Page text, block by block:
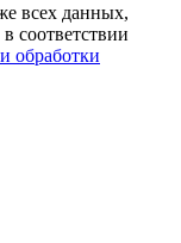
всех данных,
соответствии
обработки